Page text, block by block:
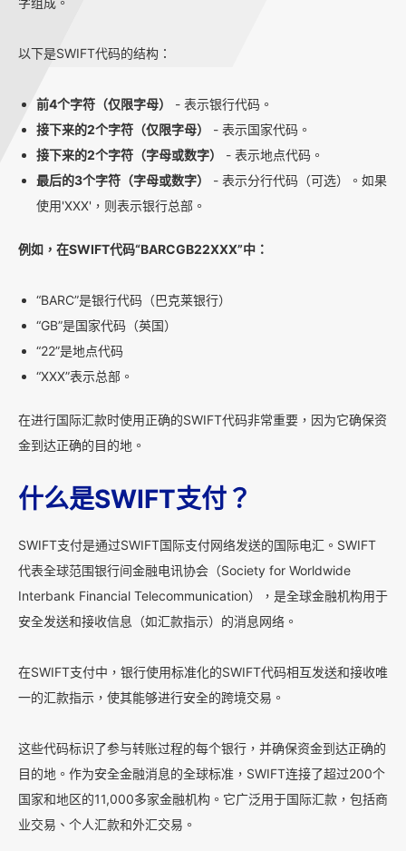
以下是SWIFT代码的结构：
前4个字符（仅限字母）
- 表示银行代码。
接下来的2个字符（仅限字母）
- 表示国家代码。
接下来的2个字符（字母或数字）
- 表示地点代码。
最后的3个字符（字母或数字）
- 表示分行代码（可选）。如果
使用'XXX'，则表示银行总部。
例如，在SWIFT代码“BARCGB22XXX”中：
“BARC”是银行代码（巴克莱银行）
“GB”是国家代码（英国）
“22”是地点代码
“XXX”表示总部。
在进行国际汇款时使用正确的SWIFT代码非常重要，因为它确保资
金到达正确的目的地。
什么是SWIFT支付？
SWIFT支付是通过SWIFT国际支付网络发送的国际电汇。SWIFT
代表全球范围银行间金融电讯协会（Society for Worldwide
Interbank Financial Telecommunication），是全球金融机构用于
安全发送和接收信息（如汇款指示）的消息网络。
在SWIFT支付中，银行使用标准化的SWIFT代码相互发送和接收唯
一的汇款指示，使其能够进行安全的跨境交易。
这些代码标识了参与转账过程的每个银行，并确保资金到达正确的
目的地。作为安全金融消息的全球标准，SWIFT连接了超过200个
国家和地区的11,000多家金融机构。它广泛用于国际汇款，包括商
业交易、个人汇款和外汇交易。